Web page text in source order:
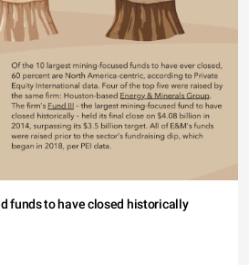
funds to have closed historically